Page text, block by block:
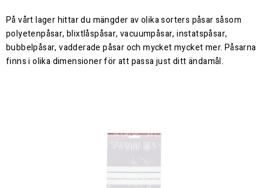
På vårt lager hittar du mängder av olika sorters påsar såsom
polyetenpåsar, blixtlåspåsar, vacuumpåsar, instatspåsar,
bubbelpåsar, vadderade påsar och mycket mycket mer. Påsarna
finns i olika dimensioner för att passa just ditt ändamål.